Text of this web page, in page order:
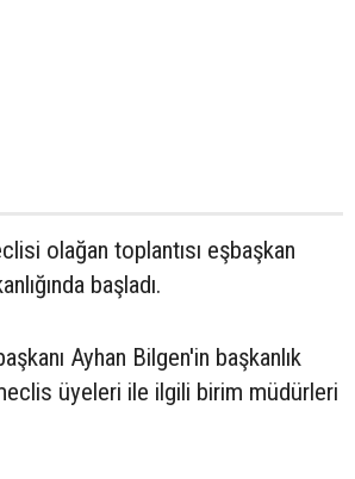
olağan toplantısı eşbaşkan
başladı.
Ayhan Bilgen'in başkanlık
üyeleri ile ilgili birim müdürleri